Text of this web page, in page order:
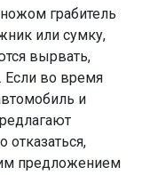
грабитель
или сумку,
вырвать,
Если во время
и
отказаться,
предложением